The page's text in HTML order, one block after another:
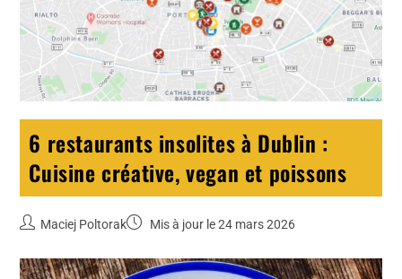
6 restaurants insolites à Dublin :
Cuisine créative, vegan et poissons
Maciej Poltorak Mis à jour le 24 mars 2026